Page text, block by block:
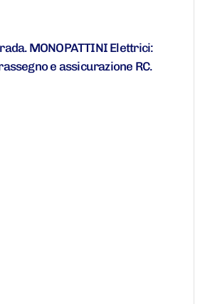
MONOPATTINI Elettrici:
e assicurazione RC.